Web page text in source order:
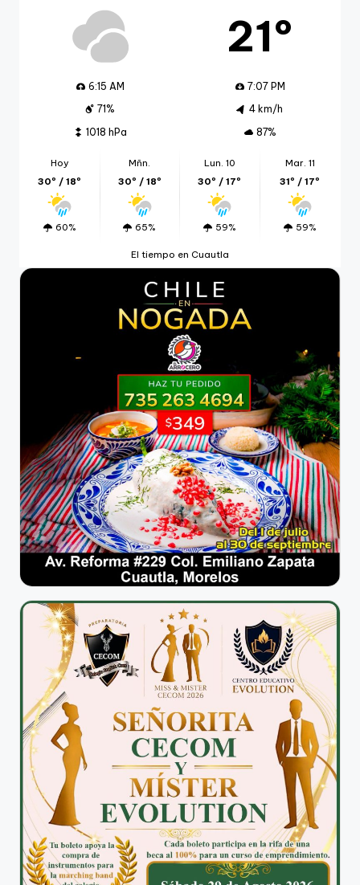
21º
6:15 AM
7:07 PM
71%
4 km/h
1018 hPa
87%
Hoy
30º / 18º
60%
Mñn.
30º / 18º
65%
Lun. 10
30º / 17º
59%
Mar. 11
31º / 17º
59%
El tiempo en Cuautla